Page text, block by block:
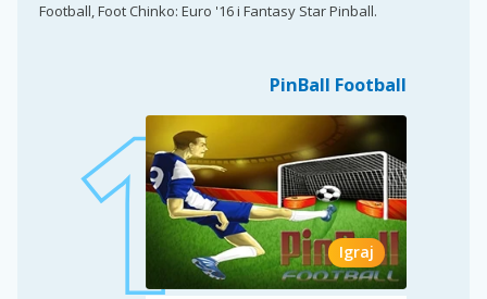
Football, Foot Chinko: Euro '16 i Fantasy Star Pinball.
PinBall Football
Igraj